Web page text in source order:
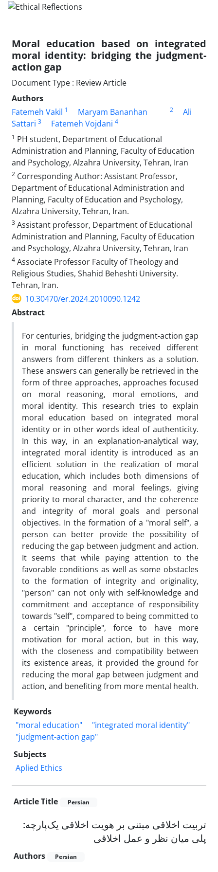
Moral education based on integrated
moral identity: bridging the judgment-
action gap
Document Type : Review Article
Authors
Fatemeh Vakil 1 Maryam Bananhan 2
Ali
Sattari 3 Fatemeh Vojdani 4
1 PH student, Department of Educational
Administration and Planning, Faculty of Education
and Psychology, Alzahra University, Tehran, Iran
2 Corresponding Author: Assistant Professor,
Department of Educational Administration and
Planning, Faculty of Education and Psychology,
Alzahra University, Tehran, Iran.
3 Assistant professor, Department of Educational
Administration and Planning, Faculty of Education
and Psychology, Alzahra University, Tehran, Iran
4 Associate Professor Faculty of Theology and
Religious Studies, Shahid Beheshti University.
Tehran, Iran.
10.30470/er.2024.2010090.1242
Abstract
For centuries, bridging the judgment-action gap
in moral functioning has received different
answers from different thinkers as a solution.
These answers can generally be retrieved in the
form of three approaches, approaches focused
on moral reasoning, moral emotions, and
moral identity. This research tries to explain
moral education based on integrated moral
identity or in other words ideal of authenticity.
In this way, in an explanation-analytical way,
integrated moral identity is introduced as an
efficient solution in the realization of moral
education, which includes both dimensions of
moral reasoning and moral feelings, giving
priority to moral character, and the coherence
and integrity of moral goals and personal
objectives. In the formation of a "moral self", a
person can better provide the possibility of
reducing the gap between judgment and action.
It seems that while paying attention to the
favorable conditions as well as some obstacles
to the formation of integrity and originality,
"person" can not only with self-knowledge and
commitment and acceptance of responsibility
towards "self", compared to being committed to
a certain "principle", force to have more
motivation for moral action, but in this way,
with the closeness and compatibility between
its existence areas, it provided the ground for
reducing the moral gap between judgment and
action, and benefiting from more mental health.
Keywords
"moral education"
"integrated moral identity"
"judgment-action gap"
Subjects
Aplied Ethics
Article Title Persian
تربیت اخلاقی مبتنی بر هویت اخلاقی یک‌پارچه:
پلی میان نظر و عمل اخلاقی
Authors Persian